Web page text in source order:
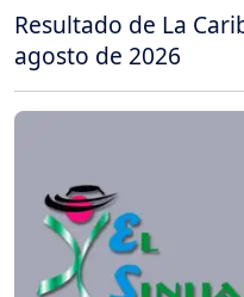
Resultado de La
agosto de 2026